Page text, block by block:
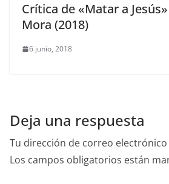
Crítica de «Matar a
Mora (2018)
6 junio, 2018
Deja una respuesta
Tu dirección de correo
Los campos obligatorios están